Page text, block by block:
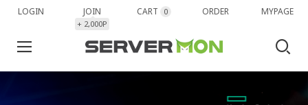
LOGIN JOIN
+ 2,000P
CART 0 ORDER MYPAGE